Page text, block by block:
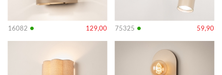
16082 • 129,00 75325 • 59,90
Info Info